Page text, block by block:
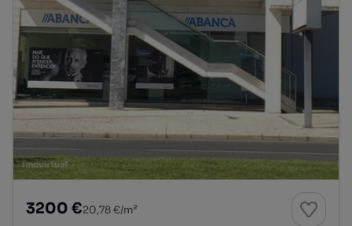
3200 €20,78 €/m²